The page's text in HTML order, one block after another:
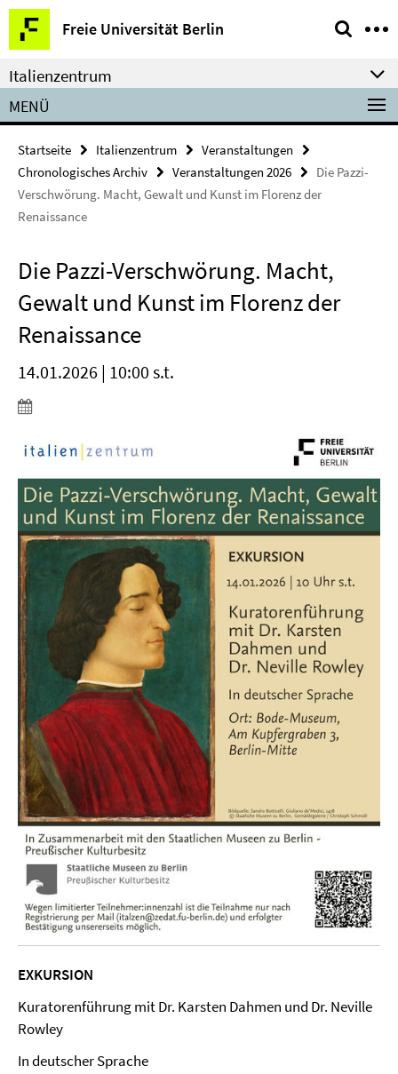
Springe
direkt
zu
Inhalt
Freie Universität Berlin
Service-
Navigation
Italienzentrum
MENÜ
Startseite Italienzentrum
Veranstaltungen
Chronologisches Archiv
Veranstaltungen 2026
Die Pazzi-
Verschwörung. Macht, Gewalt und Kunst im Florenz der
Renaissance
Die Pazzi-Verschwörung. Macht,
Gewalt und Kunst im Florenz der
Renaissance
14.01.2026 | 10:00 s.t.
EXKURSION
Kuratorenführung mit Dr. Karsten Dahmen und Dr. Neville
Rowley
In deutscher Sprache